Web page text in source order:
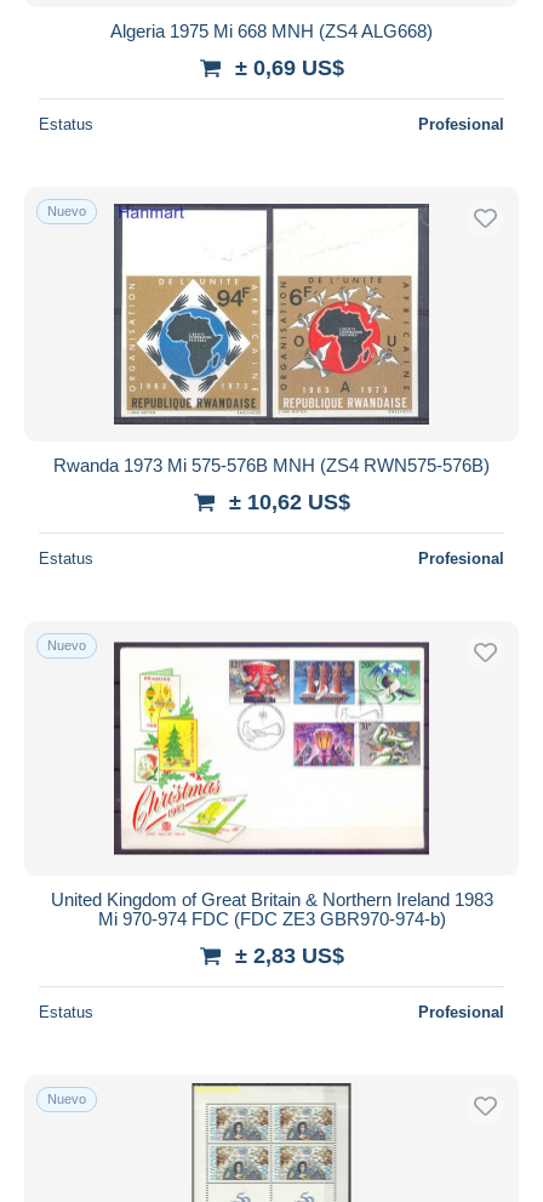
Algeria 1975 Mi 668 MNH (ZS4 ALG668)
± 0,69 US$
Estatus Profesional
Nuevo
Rwanda 1973 Mi 575-576B MNH (ZS4 RWN575-576B)
± 10,62 US$
Estatus Profesional
Nuevo
United Kingdom of Great Britain & Northern Ireland 1983
Mi 970-974 FDC (FDC ZE3 GBR970-974-b)
± 2,83 US$
Estatus Profesional
Nuevo